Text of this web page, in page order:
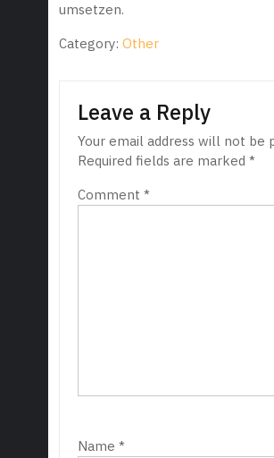
umsetzen.
Category: Other
Leave a Reply
Your email address will not be
Required fields are marked *
Comment *
Name *